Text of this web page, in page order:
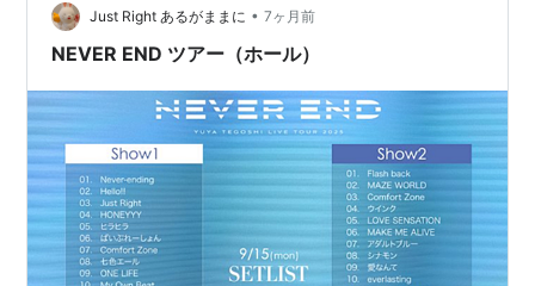
手越君の歌声に変わりはないし、悪くないねぐらいの感
想だったのに、ソロのライブの興奮はぜんぜん違った！
Just Right あるがままに • 7ヶ月前
NEVER END ツアー（ホール）